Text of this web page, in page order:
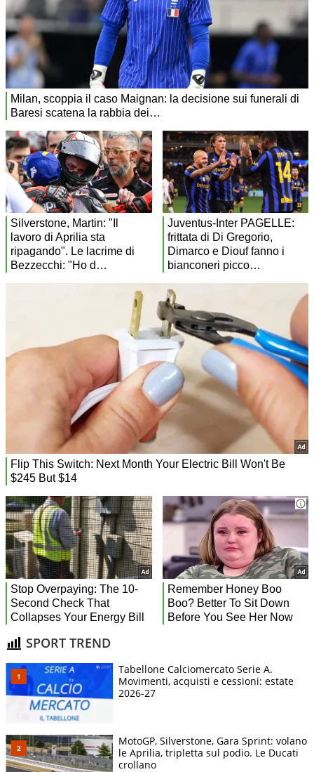
SPORT TREND
Tabellone Calciomercato Serie A.
Movimenti, acquisti e cessioni: estate
2026-27
MotoGP, Silverstone, Gara Sprint: volano
le Aprilia, tripletta sul podio. Le Ducati
crollano